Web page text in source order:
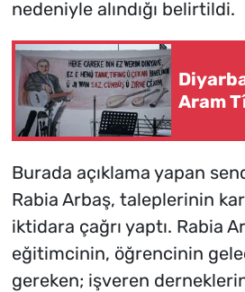
nedeniyle alındığı belirtildi.
Aram
Burada açıklama yapan
Rabia Arbaş, taleplerinin
iktidara çağrı yaptı. Rabia
eğitimcinin, öğrencinin
gereken; işveren